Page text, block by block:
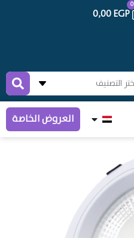
0,00EGP
0
العروض الخاصة